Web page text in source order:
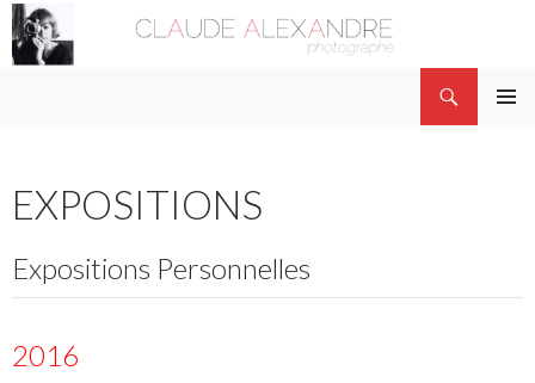
EXPOSITIONS
Expositions Personnelles
2016